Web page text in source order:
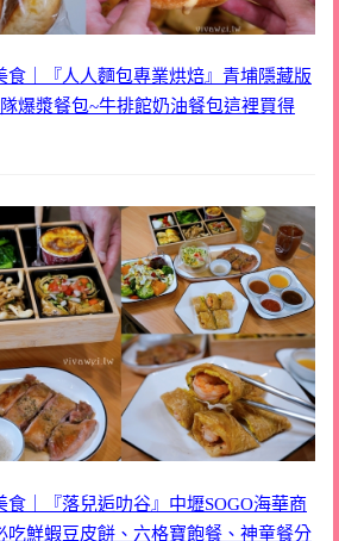
食｜『人人麵包專業烘焙』青埔隱藏版
爆漿餐包~牛排館奶油餐包這裡買得
食｜『落兒逅叻谷』中壢SOGO海華商
吃鮮蝦豆皮餅、六格寶飽餐、神童餐分